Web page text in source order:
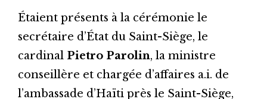
Étaient présents à la cérémonie le
secrétaire d’État du Saint-Siège, le
cardinal Pietro Parolin, la ministre
conseillère et chargée d’affaires a.i. de
l’ambassade d’Haïti près le Saint-Siège,